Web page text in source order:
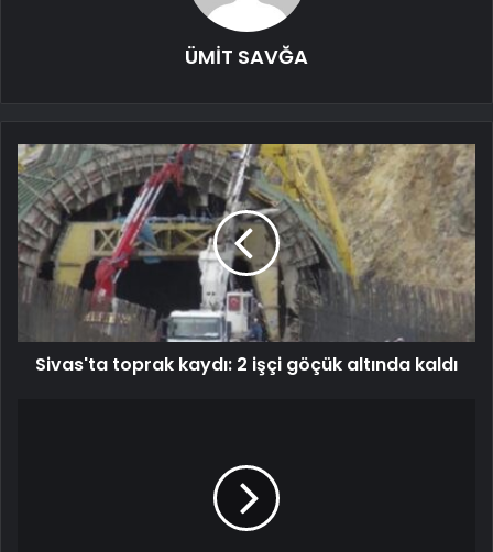
ÜMİT SAVĞA
Sivas'ta toprak kaydı: 2 işçi göçük altında kaldı